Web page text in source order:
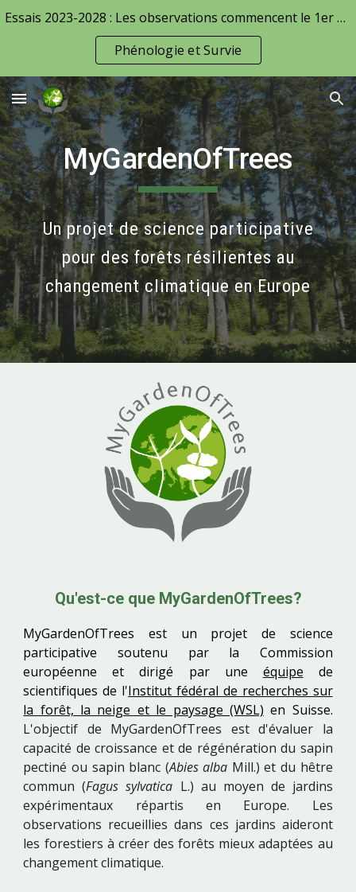
Essais 2023-2028 : Les observations commencent le 1er avril !
Phénologie et Survie
MyGardenOfTrees
Un projet de science participative
pour des forêts résilientes au
changement climatique en Europe
Qu'est-ce que MyGardenOfTrees?
MyGardenOfTrees est un projet de science
participative soutenu par la Commission
européenne et dirigé par une équipe de
scientifiques de l'Institut fédéral de recherches sur
la forêt, la neige et le paysage (WSL) en Suisse.
L'objectif de MyGardenOfTrees est d'évaluer la
capacité de croissance et de régénération du sapin
pectiné ou sapin blanc (Abies alba Mill.) et du hêtre
commun (Fagus sylvatica L.) au moyen de jardins
expérimentaux répartis en Europe. Les
observations recueillies dans ces jardins aideront
les forestiers à créer des forêts mieux adaptées au
changement climatique.